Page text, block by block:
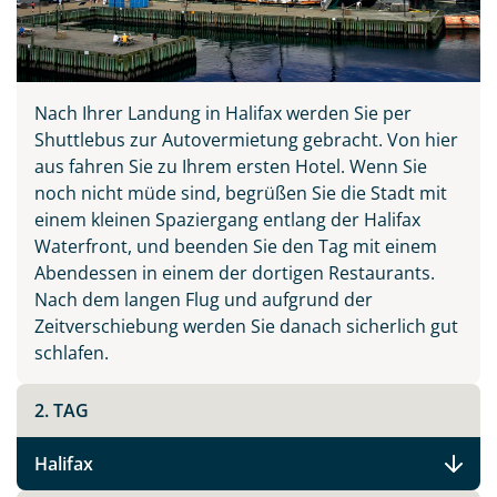
Nach Ihrer Landung in Halifax werden Sie per
Shuttlebus zur Autovermietung gebracht. Von hier
aus fahren Sie zu Ihrem ersten Hotel. Wenn Sie
noch nicht müde sind, begrüßen Sie die Stadt mit
einem kleinen Spaziergang entlang der Halifax
Waterfront, und beenden Sie den Tag mit einem
Abendessen in einem der dortigen Restaurants.
Nach dem langen Flug und aufgrund der
Zeitverschiebung werden Sie danach sicherlich gut
schlafen.
2. TAG
Halifax